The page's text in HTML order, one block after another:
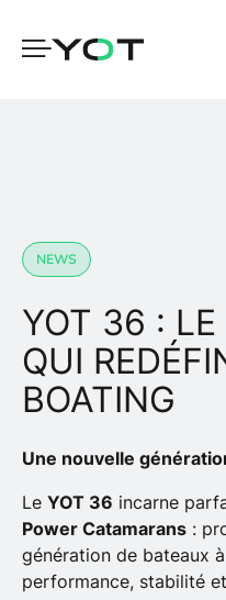
NEWS
YOT 36 : LE
QUI
BOATING
Une nouvelle
Le YOT 36 incarne
Power Catamarans :
génération de bateaux
performance, stabilité